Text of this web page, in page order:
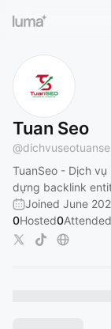
Tuan Seo
@dichvuseotuanse
TuanSeo - Dịch
dựng backlink
Joined June
0Hosted0Attended